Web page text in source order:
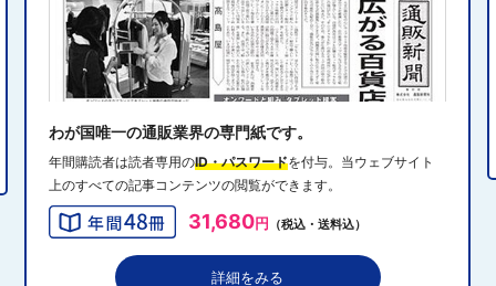
停止命令
2024年10月31日 14:32
り込み
2024年10月31日 13:40
QVCジャパンがゾゾと”コーデ対決”、”千葉愛”テーマにフ
わが国唯一の通販業界の専門紙です。
年間購読者は読者専用のID・パスワードを付与。当ウェブサイト
上のすべての記事コンテンツの閲覧ができます。
31,680円 （税込・送料込）
詳細をみる